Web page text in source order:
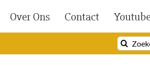
Over Ons Contact
Zoeken
naar: